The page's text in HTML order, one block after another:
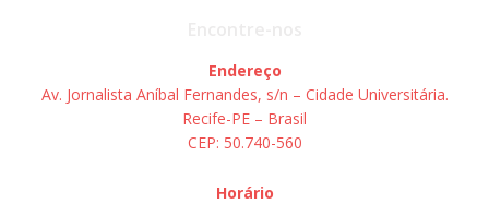
Endereço
Av. Jornalista Aníbal Fernandes, s/n – Cidade Universitária.
Recife-PE – Brasil
CEP: 50.740-560
Horário